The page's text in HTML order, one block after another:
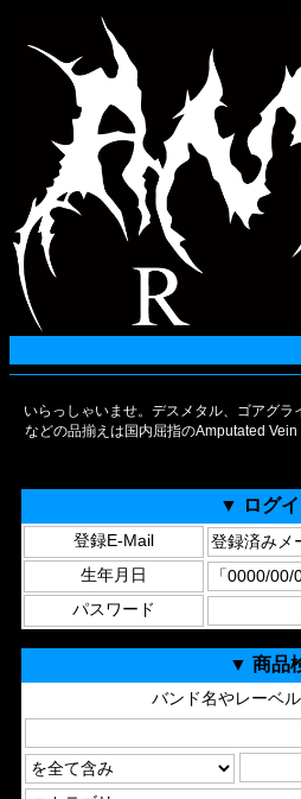
いらっしゃいませ。デスメタル、ゴアグ
などの品揃えは国内屈指のAmputated
▼ ログ
登録E-Mail
生年月日
パスワード
▼ 商品
バンド名やレーベ